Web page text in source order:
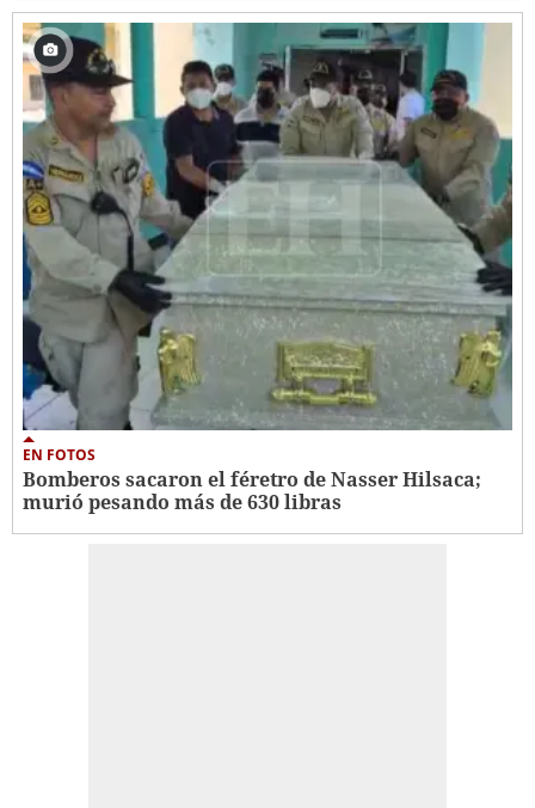
EN FOTOS
Bomberos sacaron el féretro de Nasser Hilsaca;
murió pesando más de 630 libras